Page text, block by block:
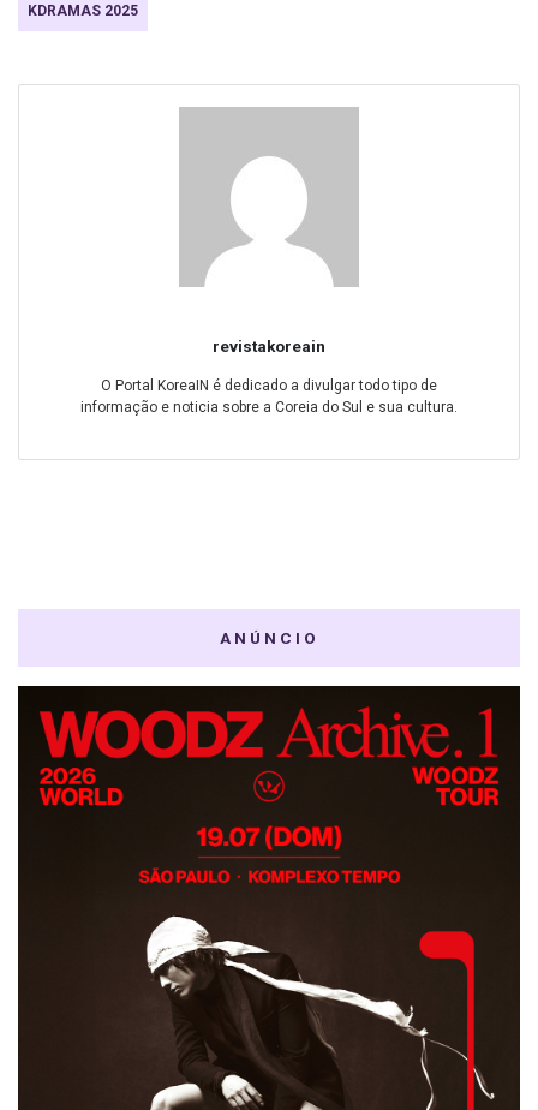
KDRAMAS 2025
revistakoreain
O Portal KoreaIN é dedicado a divulgar todo tipo de
informação e noticia sobre a Coreia do Sul e sua cultura.
ANÚNCIO